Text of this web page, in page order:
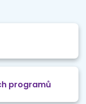
programů